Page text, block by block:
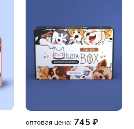
оптовая цена: 745 ₽